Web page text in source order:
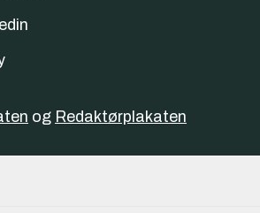
og Redaktørplakaten